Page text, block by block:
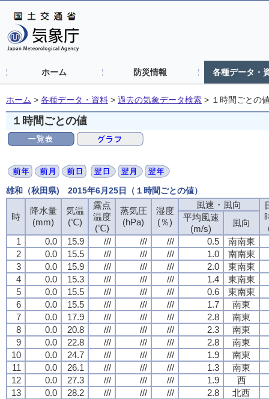
ホーム 防災情報 各種データ・
ホーム > 各種データ・資料 > 過去の気象データ検索 > １時間ごとの
１時間ごとの値
雄和（秋田県) 2015年6月25日（１時間ごとの値）
時
降水量
(mm)
気温
(℃)
露点
温度
(℃)
蒸気圧
(hPa)
湿度
(％)
風速・風向
平均風速
(m/s)
風向
1
0.0 15.9 /// /// /// 0.5
南南東
2
0.0 15.5 /// /// /// 1.0
南南東
3
0.0 15.9 /// /// /// 2.0
東南東
4
0.0 15.3 /// /// /// 1.4
東南東
5
0.0 15.5 /// /// /// 0.6
東南東
6
0.0 15.5 /// /// /// 1.7
南東
7
0.0 17.9 /// /// /// 2.8
南東
8
0.0 20.8 /// /// /// 2.3
南東
9
0.0 22.8 /// /// /// 2.8
南東
10
0.0 24.7 /// /// /// 1.9
南東
11
0.0 26.1 /// /// /// 1.3
南東
12
0.0 27.3 /// /// /// 1.9
西
13
0.0 28.2 /// /// /// 2.8
北西